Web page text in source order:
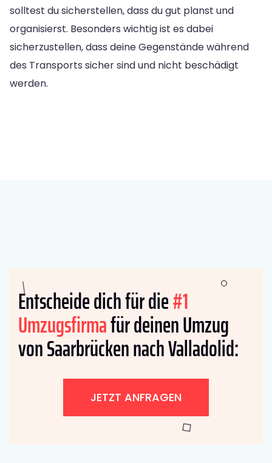
solltest du sicherstellen, dass du gut planst und
organisierst. Besonders wichtig ist es dabei
sicherzustellen, dass deine Gegenstände während
des Transports sicher sind und nicht beschädigt
werden.
Entscheide dich für die#1
Umzugsfirmafür deinen Umzug
von Saarbrücken nach Valladolid:
JETZT ANFRAGEN